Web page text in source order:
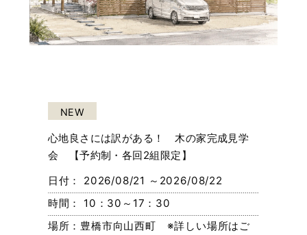
NEW
心地良さには訳がある！ 木の家完成見学
会 【予約制・各回2組限定】
日付： 2026/08/21 ～2026/08/22
時間： 10：30～17：30
場所：豊橋市向山西町 ※詳しい場所はご